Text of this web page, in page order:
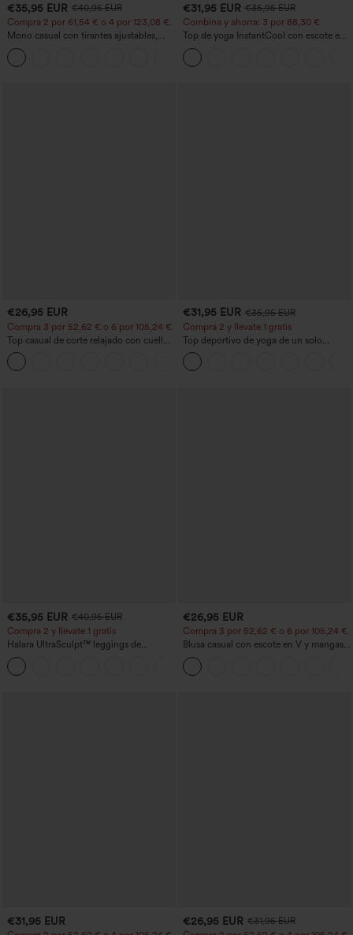
€35,95 EUR €40,95 EUR
Compra 2 por 61,54 € o 4 por 123,08 €.
Mono casual con tirantes ajustables,
fruncidos, pierna ancha, tejido jaspeado
y bolsillos - Easy Peezy
€31,95 EUR €35,95 EUR
Combina y ahorra: 3 por 88,30 €
Top de yoga InstantCool con escote en
U y bajo curvado - UPF50+
€26,95 EUR
Compra 3 por 52,62 € o 6 por 105,24 €.
Top casual de corte relajado con cuello
redondo y mangas murciélago.
€31,95 EUR €35,95 EUR
Compra 2 y llévate 1 gratis
Top deportivo de yoga de un solo
hombro, manga larga con agujero para
el pulgar, dobladillo curvo estilo high-
low (frente más corto, espalda más
€35,95 EUR €40,95 EUR
Compra 2 y llévate 1 gratis
Halara UltraSculpt™ leggings de
entrenamiento moldeadores de talle alto
con fruncido trasero que realza los
glúteos, control de abdomen y bolsillos
€26,95 EUR
Compra 3 por 52,62 € o 6 por 105,24 €.
Blusa casual con escote en V y mangas
cortas abullonadas
€31,95 EUR €26,95 EUR €31,95 EUR